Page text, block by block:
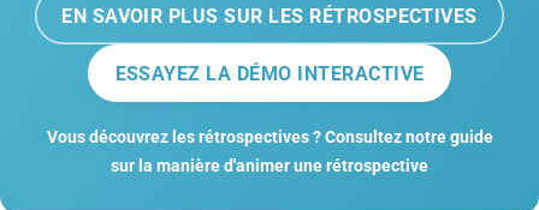
EN SAVOIR PLUS SUR LES RÉTROSPECTIVES
ESSAYEZ LA DÉMO INTERACTIVE
Vous découvrez les rétrospectives ? Consultez notre guide
sur la manière d'animer une rétrospective